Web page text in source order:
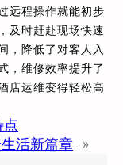
远程操作就能初步
及时赶赴现场快速
，降低了对客人入
，维修效率提升了
店运维变得轻松高
点
活新篇章 »